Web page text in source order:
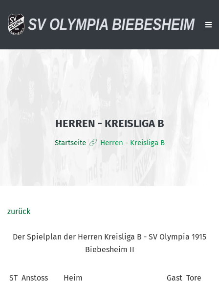
ALTE HERREN
JUGENDTEAMS
VERANSTALTUNGEN
ARCHIV
HERREN - KREISLIGA B
Startseite Herren - Kreisliga B
zurück
Der Spielplan der Herren Kreisliga B - SV Olympia 1915
Biebesheim II
ST Anstoss Heim Gast Tore